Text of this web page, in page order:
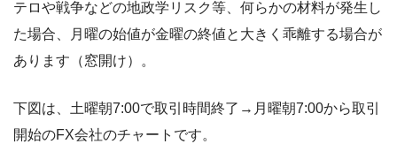
テロや戦争などの地政学リスク等、何らかの材料が発生し
た場合、月曜の始値が金曜の終値と大きく乖離する場合が
あります（窓開け）。
下図は、土曜朝7:00で取引時間終了→月曜朝7:00から取引
開始のFX会社のチャートです。